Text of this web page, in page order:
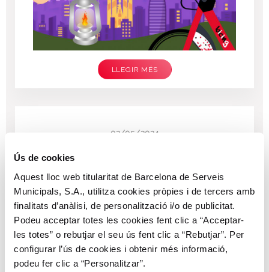
Ús de cookies
Aquest lloc web titularitat de Barcelona de Serveis
Municipals, S.A., utilitza cookies pròpies i de tercers amb
finalitats d’anàlisi, de personalització i/o de publicitat.
Podeu acceptar totes les cookies fent clic a “Acceptar-
les totes” o rebutjar el seu ús fent clic a “Rebutjar”. Per
configurar l’ús de cookies i obtenir més informació,
podeu fer clic a “Personalitzar”.
LLEGIR MÉS
02/05/2024